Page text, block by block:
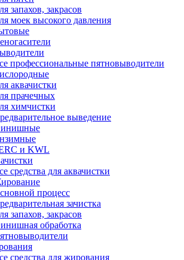
запахов, закрасов
моек высокого давления
профессиональные пятновыводители
аквачистки
прачечных
химчистки
выведение
и KWL
средства для аквачистки
процесс
зачистка
запахов, закрасов
обработка
средства для жирования